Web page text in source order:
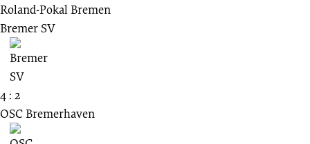
Roland-Pokal Bremen
Bremer SV
4 : 2
OSC Bremerhaven